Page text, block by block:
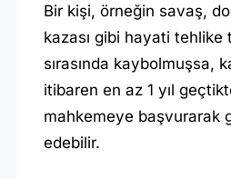
Bir kişi, örneğin savaş,
kazası gibi hayati tehlike
sırasında kaybolmuşsa,
itibaren en az 1 yıl
mahkemeye başvurarak
edebilir.